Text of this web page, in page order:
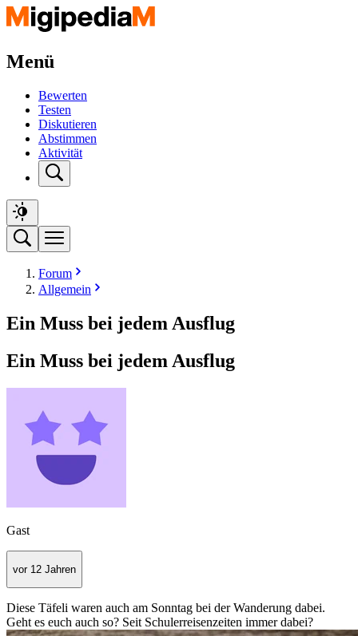
Menü
Bewerten
Testen
Diskutieren
Abstimmen
Aktivität
Forum
Allgemein
Ein Muss bei jedem Ausflug
Ein Muss bei jedem Ausflug
Gast
vor 12 Jahren
Diese Täfeli waren auch am Sonntag bei der Wanderung dabei.
Geht es euch auch so? Seit Schulerreisenzeiten immer dabei?